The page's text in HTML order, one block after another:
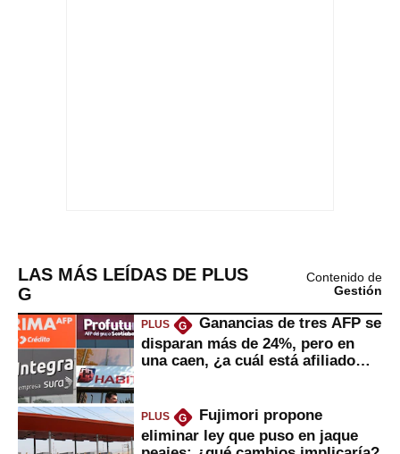
LAS MÁS LEÍDAS DE PLUS
G
Contenido de
Gestión
PLUS G
Ganancias de tres AFP se
disparan más de 24%, pero en
una caen, ¿a cuál está afiliado
PLUS G
Fujimori propone
eliminar ley que puso en jaque